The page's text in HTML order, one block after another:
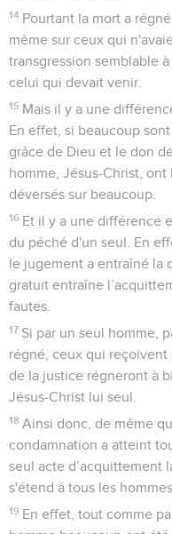
14 Pourtant la mort a
même sur ceux qui
transgression semblable
celui qui devait venir.
15 Mais il y a une
En effet, si beaucoup
grâce de Dieu et le don
homme, Jésus-Christ,
déversés sur beaucoup.
16 Et il y a une différence
du péché d'un seul. En
le jugement a entraîné la
gratuit entraîne
fautes.
17 Si par un seul homme,
régné, ceux qui reçoivent
de la justice régneront à
Jésus-Christ lui seul.
18 Ainsi donc, de même
condamnation a atteint
seul acte d’acquittement
s'étend à tous les hommes.
19 En effet, tout comme